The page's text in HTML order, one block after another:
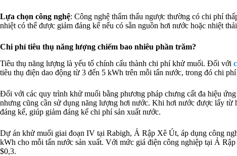
Lựa chọn công nghệ: Công nghệ thẩm thấu ngược thường có chi phí
nhiệt có thể được giảm đáng kể nếu có sẵn nguồn hơi nước hoặc nhiệt
Chi phí tiêu thụ năng lượng chiếm bao nhiêu phần trăm?
Tiêu thụ năng lượng là yếu tố chính cấu thành chi phí khử muối. Đối với
tiêu thụ điện dao động từ 3 đến 5 kWh trên mỗi tấn nước, trong đó chi
Đối với các quy trình khử muối bằng phương pháp chưng cất đa hiệu
nhưng cũng cần sử dụng năng lượng hơi nước. Khi hơi nước được lấy
đáng kể, giúp giảm đáng kể chi phí sản xuất nước.
Dự án khử muối giai đoạn IV tại Rabigh, Ả Rập Xê Út, áp dụng công
kWh cho mỗi tấn nước sản xuất. Với mức giá điện công nghiệp tại Ả
$0,3.